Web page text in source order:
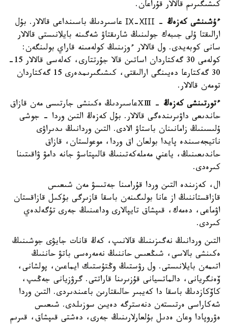
كىشىگىرىم قالالار قۇراعان.
ءۇشىنشى كەزەڭ
- ІХ-ХІІІ عاسىردىڭ باسىنداعى قالالار. بۇل
ارالىقتا ۇلى جىبەك جولىنىڭ شارىقتاۋ شەگىنە بايلانىستى قالالار
سانى كوبەيدى. ول قالالار ءوزىنىڭ كولەمىنە قاراي بولىنگەن:
كولەمى 30 گەكتاردان اساتىن قالا جۇرتتارى، كەلەسى قالالار 15-
30 گەكتارعا دەيىنگى ارالىقتى، كىشىگىرىمدەرى 15 گەكتاردان
تومەن قالالار.
ءتورتىنشى كەزەڭ
- ⅩⅢعاسىردىڭ ەكىنشى جارتىسى مەن قازاق
حاندىعى داۋىرىندەگى قالالار. بۇل كەزەڭ التىن وردا - جوشى
ۇلىسىنىڭ زامانىنان باستاۋ الادى. التىن وردانىڭ ىدىراۋى
ناتيجەسىندە پايدا بولعان اق وردا، موعولستان، قازاق
حاندىعىنىڭ، ياعني مەملەكەتىنىڭ قالىپتاسۋ جانە دامۋ ۋاقىتىنا
كىرەدى.
ال، كەزىندە التىن وردا قۇرامىنا جەتىسۋ مەن شىعىس
قازاقستاننىڭ از عانا بولىگىنەن باسقا قازىرگى بۇكىل قازاقستان
اۋماعى، دەمەك، قىپشاق تايپالارى وداعىنىڭ جەرى تۇگەلدەي
كىردى.
التىن وردانىڭ نەگىزىنىڭ قالانىپ، كەڭ قانات جايۋى جوشىنىڭ
ەكىنشى بالاسى، شىڭعىس حاننىڭ نەمەرەسى باتۋ حاننىڭ
اتىمەن بايلانىستى. ول رۋستىڭ وڭتۇستىك ايماعىن، پولشانى،
ۆەنگريانى، دالماتسيانى قۇزىرىنا قاراتتى. گرۋزيانى جەڭىپ،
كاۆكازدىڭ باسقا دا كەيبىر حالىقتارىن باعىندىردى. التىن وردا
شەكاراسى ەرتىستەن دنەسترگە دەيىن سوزىلدى. شىعىس
ەۋروپادا وعان ەدىل بۇلعارلارىنىڭ جەرى، دەشتى قىپشاق، قىرىم